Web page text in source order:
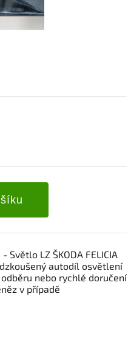
LZ ŠKODA FELICIA
autodíl osvětlení
nebo rychlé doručení
v případě